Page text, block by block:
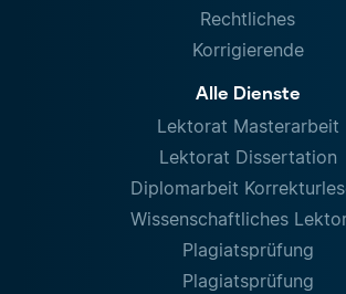
Rechtliches
Korrigierende
Alle Dienste
Lektorat Masterarbeit
Lektorat Dissertation
Diplomarbeit
Wissenschaftliches
Plagiatsprüfung
Plagiatsprüfung